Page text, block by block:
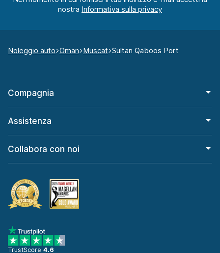
nostra
Noleggio auto Oman Muscat Sultan Qaboos Port
Compagnia
Assistenza
Collabora con noi
TrustScore 4.6